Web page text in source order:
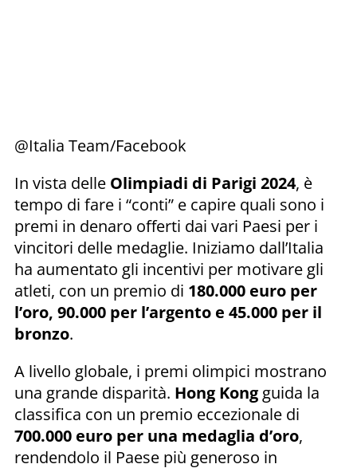
@Italia Team/Facebook
In vista delle Olimpiadi di Parigi 2024, è
tempo di fare i “conti” e capire quali sono i
premi in denaro offerti dai vari Paesi per i
vincitori delle medaglie. Iniziamo dall’Italia
ha aumentato gli incentivi per motivare gli
atleti, con un premio di 180.000 euro per
l’oro, 90.000 per l’argento e 45.000 per il
bronzo.
A livello globale, i premi olimpici mostrano
una grande disparità. Hong Kong guida la
classifica con un premio eccezionale di
700.000 euro per una medaglia d’oro,
rendendolo il Paese più generoso in